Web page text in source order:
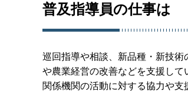
普及指導員の仕事は
巡回指導や相談、新品種・新技
や農業経営の改善などを支援して
関係機関の活動に対する協力や支